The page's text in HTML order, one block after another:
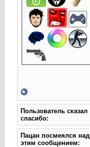
Пользователь сказал
cпасибо:
Пацан посмеялся над
этим сообщением: